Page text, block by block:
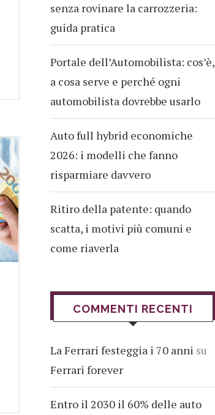
senza rovinare la carrozzeria:
guida pratica
Portale dell’Automobilista: cos’è,
a cosa serve e perché ogni
automobilista dovrebbe usarlo
Auto full hybrid economiche
2026: i modelli che fanno
risparmiare davvero
Ritiro della patente: quando
scatta, i motivi più comuni e
come riaverla
COMMENTI RECENTI
La Ferrari festeggia i 70 anni su
Ferrari forever
Entro il 2030 il 60% delle auto